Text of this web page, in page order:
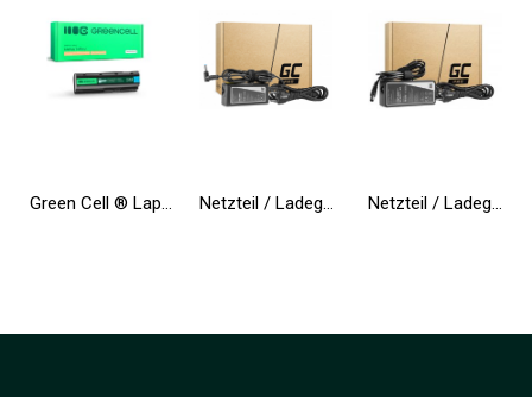
Green Cell ® Laptop Akku MU06 für HP 635 650 655 2000 Pavilion G6 G7 Compaq 635 650 Compaq Presario CQ62 Netzteil / Ladegerät Green Cell PRO 19.5V 3.33A 65W für HP 250 G2 G3 G4 G5 15-R 15-R100NW 15-R101NW 15-R104NW 15-R233NW 15-R253N Netzteil / Ladegerät Green Cell PRO 19.5V 4.62A 90W für Dell Inspiron 15R N5010 N5110 Latitude E6410 E6420 E6430 E6510 E6520